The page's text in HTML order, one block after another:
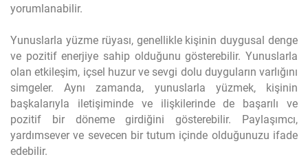
yorumlanabilir.
Yunuslarla yüzme rüyası, genellikle kişinin duygusal denge
ve pozitif enerjiye sahip olduğunu gösterebilir. Yunuslarla
olan etkileşim, içsel huzur ve sevgi dolu duyguların varlığını
simgeler. Aynı zamanda, yunuslarla yüzmek, kişinin
başkalarıyla iletişiminde ve ilişkilerinde de başarılı ve
pozitif bir döneme girdiğini gösterebilir. Paylaşımcı,
yardımsever ve sevecen bir tutum içinde olduğunuzu ifade
edebilir.